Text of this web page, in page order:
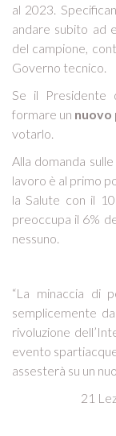
al 2023.
andare subito ad
del campione,
Governo tecnico.
Se il Presidente
formare un
votarlo.
Alla domanda
lavoro è al primo
la Salute con il
preoccupa il 6%
nessuno.
“La minaccia di
semplicemente
rivoluzione
evento
assesterà su un
21